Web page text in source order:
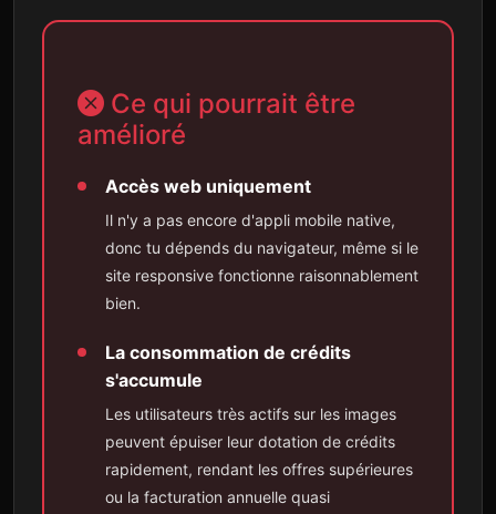
Ce qui pourrait être
amélioré
Accès web uniquement
Il n'y a pas encore d'appli mobile native,
donc tu dépends du navigateur, même si le
site responsive fonctionne raisonnablement
bien.
La consommation de crédits
s'accumule
Les utilisateurs très actifs sur les images
peuvent épuiser leur dotation de crédits
rapidement, rendant les offres supérieures
ou la facturation annuelle quasi